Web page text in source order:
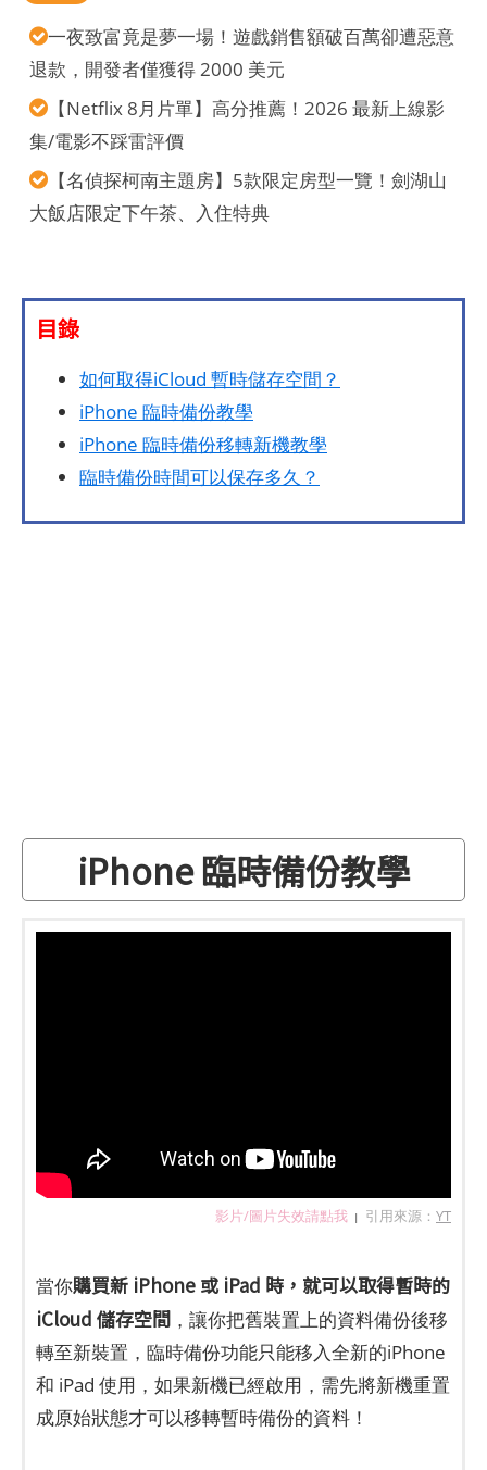
一夜致富竟是夢一場！遊戲銷售額破百萬卻遭惡意
退款，開發者僅獲得 2000 美元
【Netflix 8月片單】高分推薦！2026 最新上線影
集/電影不踩雷評價
【名偵探柯南主題房】5款限定房型一覽！劍湖山
大飯店限定下午茶、入住特典
目錄
如何取得iCloud 暫時儲存空間？
iPhone 臨時備份教學
iPhone 臨時備份移轉新機教學
臨時備份時間可以保存多久？
iPhone 臨時備份教學
影片/圖片失效請點我 | 引用來源： YT
當你購買新 iPhone 或 iPad 時，就可以取得暫時的
iCloud 儲存空間 ，讓你把舊裝置上的資料備份後移
轉至新裝置，臨時備份功能只能移入全新的iPhone
和 iPad 使用，如果新機已經啟用，需先將新機重置
成原始狀態才可以移轉暫時備份的資料！